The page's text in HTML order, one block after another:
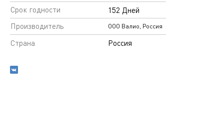
Срок годности
152 Дней
Производитель
ООО Валио, Россия
Страна Россия